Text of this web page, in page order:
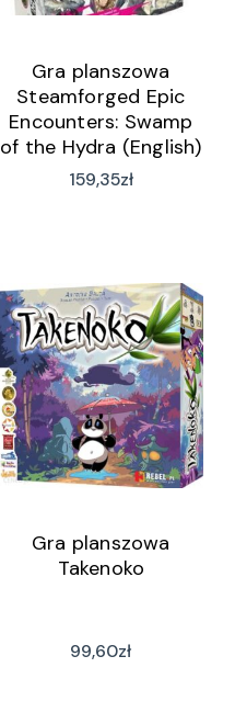
Gra planszowa
Steamforged Epic
Encounters: Swamp
of the Hydra (English)
159,35zł
Gra planszowa
Takenoko
99,60zł